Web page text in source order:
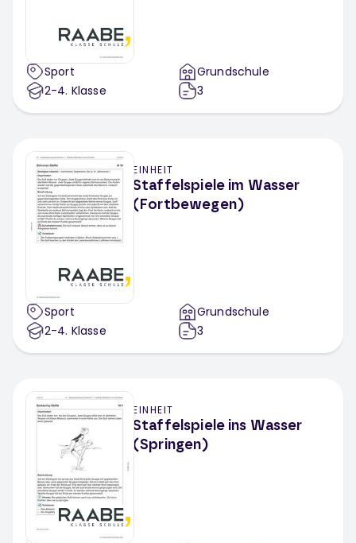
Sport
2-4. Klasse
Grundschule
3
EINHEIT
Staffelspiele im Wasser
(Fortbewegen)
Sport
2-4. Klasse
Grundschule
3
EINHEIT
Staffelspiele ins Wasser
(Springen)